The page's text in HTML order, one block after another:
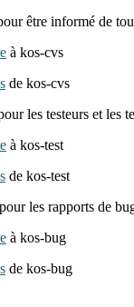
être informé de
à kos-cvs
de kos-cvs
les testeurs et les
à kos-test
de kos-test
les rapports de
à kos-bug
de kos-bug